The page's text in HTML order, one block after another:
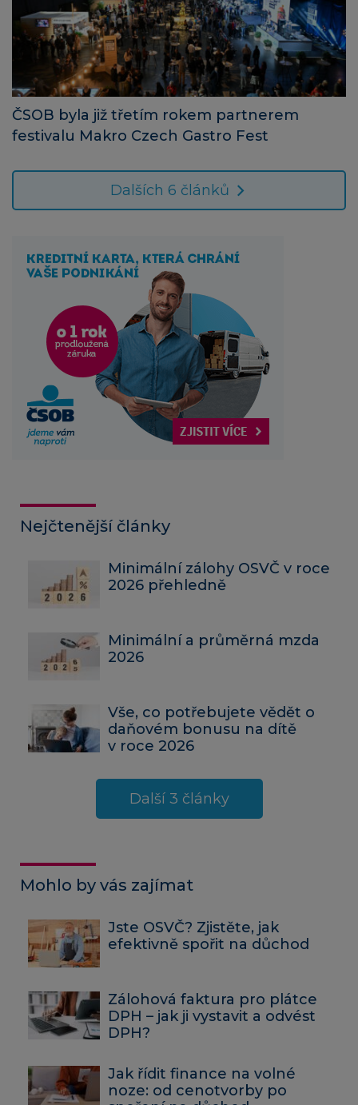
ČSOB byla již třetím rokem partnerem
festivalu Makro Czech Gastro Fest
Dalších 6 článků
Nejčtenější články
Minimální zálohy OSVČ v roce
2026 přehledně
Minimální a průměrná mzda
2026
Vše, co potřebujete vědět o
daňovém bonusu na dítě
v roce 2026
Další 3 články
Mohlo by vás zajímat
Jste OSVČ? Zjistěte, jak
efektivně spořit na důchod
Zálohová faktura pro plátce
DPH – jak ji vystavit a odvést
DPH?
Jak řídit finance na volné
noze: od cenotvorby po